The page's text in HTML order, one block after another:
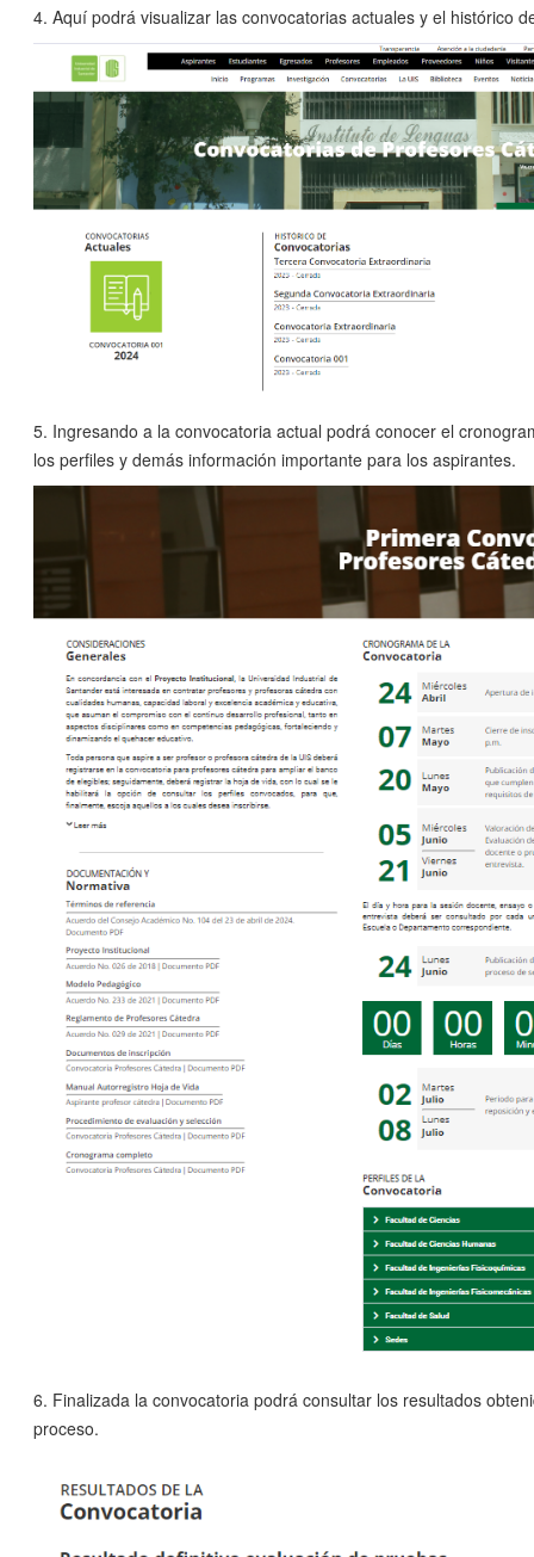
4. Aquí podrá visualizar las convocatorias actuales y el histórico
5. Ingresando a la convocatoria actual podrá conocer el
los perfiles y demás información importante para los aspirantes.
6. Finalizada la convocatoria podrá consultar los resultados
proceso.